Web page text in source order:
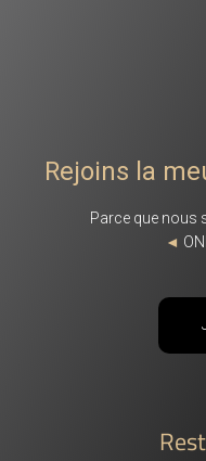
Rejoins la
Parce que nous
◄